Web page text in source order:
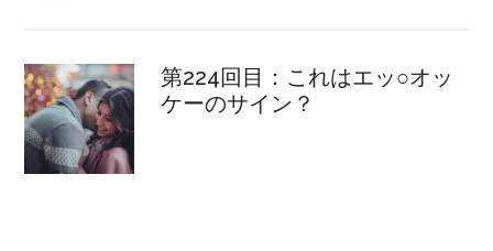
第224回目：これはエッ○オッ
ケーのサイン？